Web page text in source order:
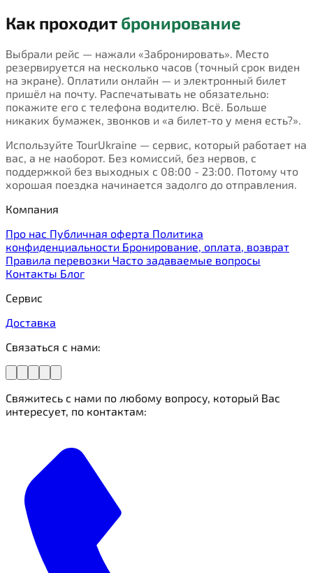
Как проходит бронирование
Выбрали рейс — нажали «Забронировать». Место
резервируется на несколько часов (точный срок виден
на экране). Оплатили онлайн — и электронный билет
пришёл на почту. Распечатывать не обязательно:
покажите его с телефона водителю. Всё. Больше
никаких бумажек, звонков и «а билет-то у меня есть?».
Используйте TourUkraine — сервис, который работает на
вас, а не наоборот. Без комиссий, без нервов, с
поддержкой без выходных с 08:00 - 23:00. Потому что
хорошая поездка начинается задолго до отправления.
Компания
Про нас Публичная оферта Политика
конфиденциальности Бронирование, оплата, возврат
Правила перевозки Часто задаваемые вопросы
Контакты Блог
Сервис
Доставка
Связаться с нами:
Свяжитесь с нами по любому вопросу, который Вас
интересует, по контактам: